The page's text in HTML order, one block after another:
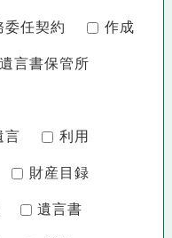
委任契約 作成
遺言書保管所
言 利用
財産目録
遺言書